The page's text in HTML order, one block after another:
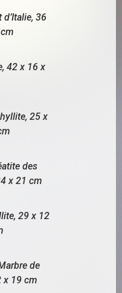
36
42 x 16 x
25 x
des
x 21 cm
29 x 12
de
x 19 cm